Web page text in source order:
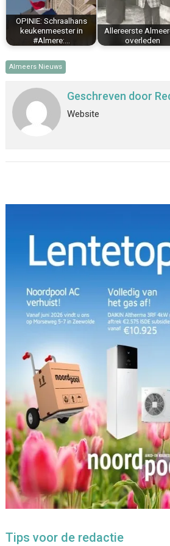
OPINIE: Schraalhans
keukenmeester in
#Almere:…
Allereerste
overleden
Almeers Nieuws
Geschreven door
Website
Tips voor de redactie